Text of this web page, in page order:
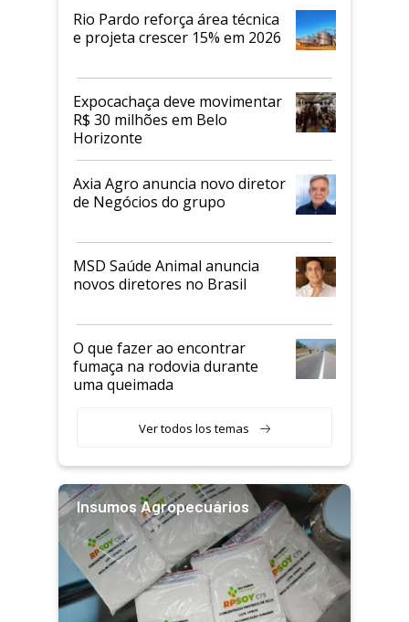
Rio Pardo reforça área técnica
e projeta crescer 15% em 2026
Expocachaça deve movimentar
R$ 30 milhões em Belo
Horizonte
Axia Agro anuncia novo diretor
de Negócios do grupo
MSD Saúde Animal anuncia
novos diretores no Brasil
O que fazer ao encontrar
fumaça na rodovia durante
uma queimada
Ver todos los temas
Insumos Agropecuários